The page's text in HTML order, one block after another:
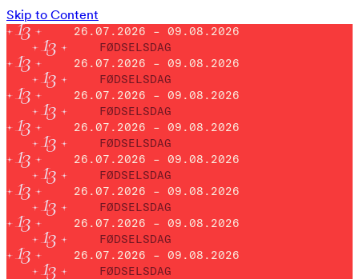
Skip to Content
26.07.2026 – 09.08.2026
FØDSELSDAG
26.07.2026 – 09.08.2026
FØDSELSDAG
26.07.2026 – 09.08.2026
FØDSELSDAG
26.07.2026 – 09.08.2026
FØDSELSDAG
26.07.2026 – 09.08.2026
FØDSELSDAG
26.07.2026 – 09.08.2026
FØDSELSDAG
26.07.2026 – 09.08.2026
FØDSELSDAG
26.07.2026 – 09.08.2026
FØDSELSDAG